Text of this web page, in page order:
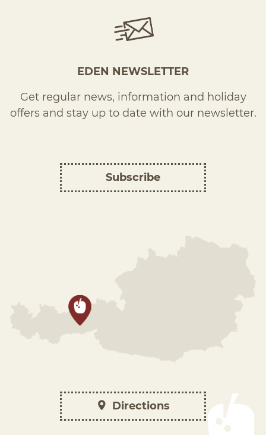
EDEN NEWSLETTER
Get regular news, information and holiday
offers and stay up to date with our newsletter.
Subscribe
Directions